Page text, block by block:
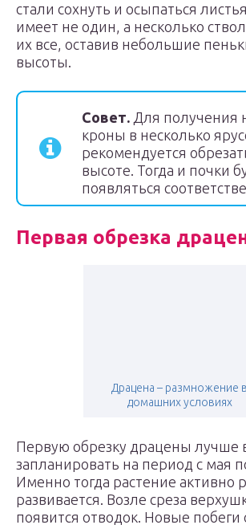
стали сохнуть и осыпаться
имеет не один, а несколько
их все, оставив небольшие
высоты.
Совет. Для получения
кроны в несколько
рекомендуется
высоте. Тогда и почки
появляться
Первая обрезка
Драцена – размножение в
домашних условиях
Первую обрезку драцены лучше
запланировать на период с мая
Именно тогда растение активно
развивается. Возле среза
появится отводок. Новые побеги